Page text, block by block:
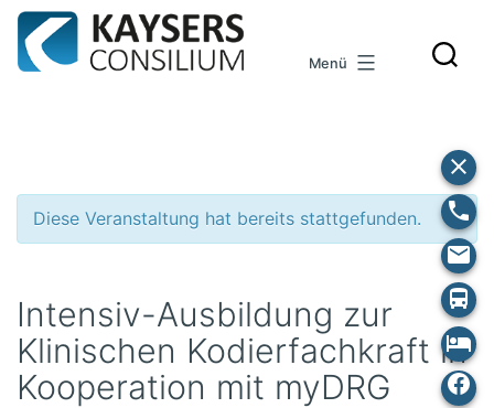
Zum
Inhalt
springen
Menü
Diese Veranstaltung hat bereits stattgefunden.
Intensiv-Ausbildung zur
Klinischen Kodierfachkraft in
Kooperation mit myDRG